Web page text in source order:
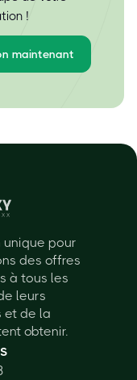
!
maintenant
unique pour
des offres
à tous les
leurs
et de la
obtenir.